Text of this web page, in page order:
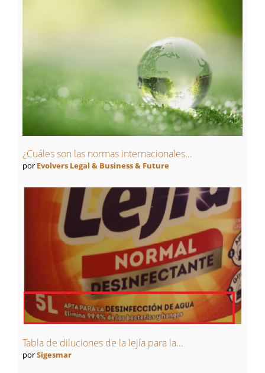
¿Cuáles son las normas internacionales...
por Evolvers Legal & Business & Future
Tabla de diluciones de la lejía para la...
porSigesmar